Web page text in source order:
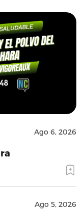
Ago 6, 2026
Ago 5, 2026